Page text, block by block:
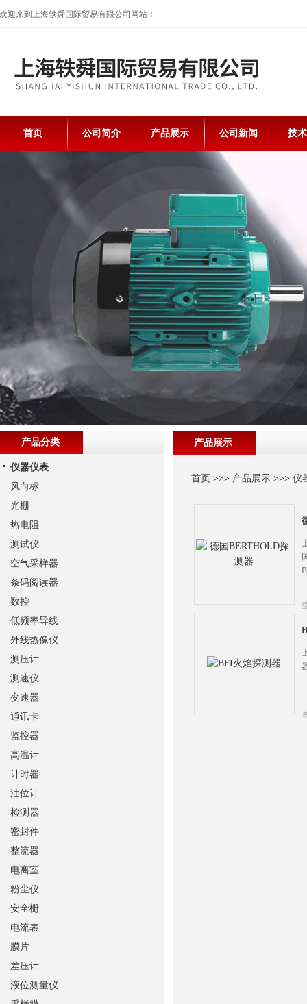
欢迎来到上海轶舜国际贸易有限公司网站！
首页 公司简介 产品展示 公司新闻 技
产品展示
首页 >>> 产品展示 >>>仪
产品分类
仪器仪表
风向标
光栅
热电阻
测试仪
空气采样器
条码阅读器
数控
低频率导线
外线热像仪
测压计
测速仪
变速器
通讯卡
监控器
高温计
计时器
油位计
检测器
密封件
整流器
电离室
粉尘仪
安全栅
电流表
膜片
差压计
液位测量仪